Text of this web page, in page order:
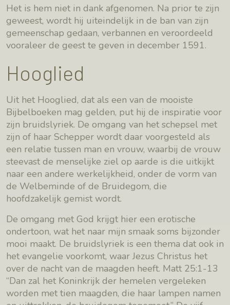
Het is hem niet in dank afgenomen. Na prior te zijn
geweest, wordt hij uiteindelijk in de ban van zijn
gemeenschap gedaan, verbannen en veroordeeld
vooraleer de geest te geven in december 1591.
Hooglied
Uit het Hooglied, dat als een van de mooiste
Bijbelboeken mag gelden, put hij de inspiratie voor
zijn bruidslyriek. De omgang van het schepsel met
zijn of haar Schepper wordt daar voorgesteld als
een relatie tussen man en vrouw, waarbij de vrouw
steevast de menselijke ziel op aarde is die uitkijkt
naar een andere werkelijkheid, onder de vorm van
de Welbeminde of de Bruidegom, die
hoofdzakelijk gemist wordt.
De omgang met God krijgt hier een erotische
ondertoon, wat het naar mijn smaak soms bijzonder
mooi maakt. De bruidslyriek is een thema dat ook in
het evangelie voorkomt, waar Jezus Christus het
over de nacht van de maagden heeft. Matt 25:1-13
“Dan zal het Koninkrijk der hemelen vergeleken
worden met tien maagden, die haar lampen namen